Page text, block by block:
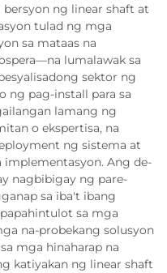
ng linear shaft at
tulad ng mga
sa mataas na
lumalawak sa
sektor ng
ng pag-install para sa
lamang ng
o ekspertisa, na
ng sistema at
implementasyon. Ang de-
nagbibigay ng pare-
sa iba't ibang
sa mga
na-probekang solusyon
mga hinaharap na
katiyakan ng linear shaft